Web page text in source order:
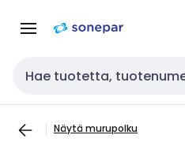
navigointiinsisältöön
Haku
Näytä murupolku